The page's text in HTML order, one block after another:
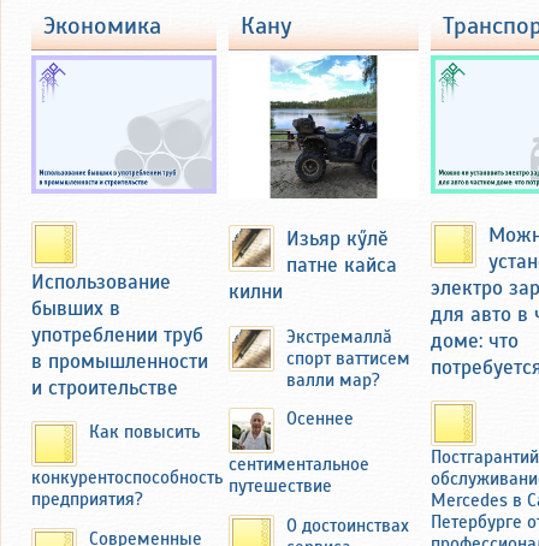
там и осмотрел бывшую усадьбу
Федоровых с большим огородом
около 40 соток. Там семья
выращивала картофель и ранние
зелень и овощи на продажу на
базаре в Чебоксарах и
Новочебоксарске. Продукцию
вывозили на мотоцикле с коляской
через мост над речкой Кукшум.
Николай Фёдоров вспоминал, как он
экономика
Использование
бывших в
употреблении труб
в промышленности
и строительстве
Как повысить
конкурентоспособность
предприятия?
Современные
кану
Изьяр кӳлӗ
патне кайса
килни
Экстремаллӑ
спорт ваттисем
валли мар?
Осеннее
сентиментальное
путешествие
О достоинствах
электро
для авто в
доме: что
Mercedes в
Петербурге